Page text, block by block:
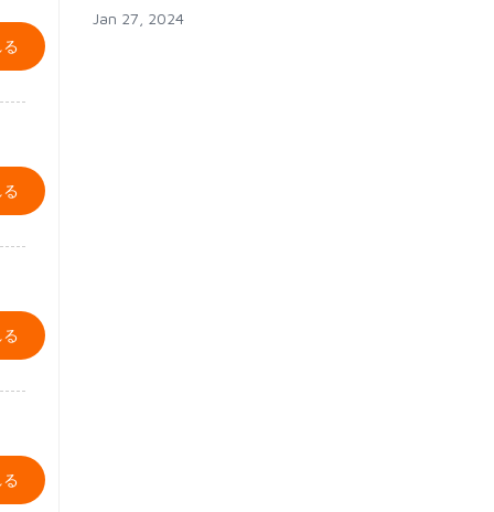
Jan 27, 2024